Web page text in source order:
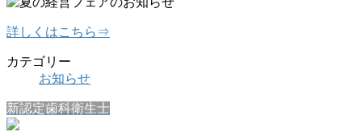
詳しくはこちら⇒
カテゴリー
お知らせ
新認定歯科衛生士